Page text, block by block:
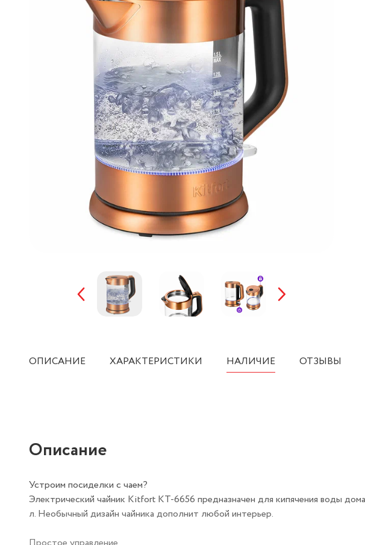
ОПИСАНИЕ ХАРАКТЕРИСТИКИ НАЛИЧИЕ ОТЗЫВЫ
Описание
Устроим посиделки с чаем?
Электрический чайник Kitfort КТ-6656 предназначен для кипячения воды
л. Необычный дизайн чайника дополнит любой интерьер.